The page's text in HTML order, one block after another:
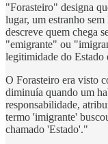
"Forasteiro" designa
lugar, um estranho
descreve quem chega
"emigrante" ou
legitimidade do Estado
O Forasteiro era visto
diminuía quando um
responsabilidade,
termo 'imigrante'
chamado 'Estado'."